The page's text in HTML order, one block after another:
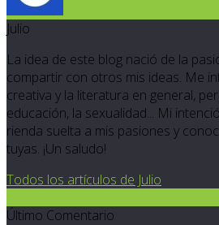
Julio
La idea de este blog nació de la
compartir con otros mis ideas. Me
creativa y la literatura en general,
educación, la sexualidad... Mi
rienda suelta a mis pasiones y
tuyas. ¡Un saludo!
Todos los artículos de Julio
Último Comentario